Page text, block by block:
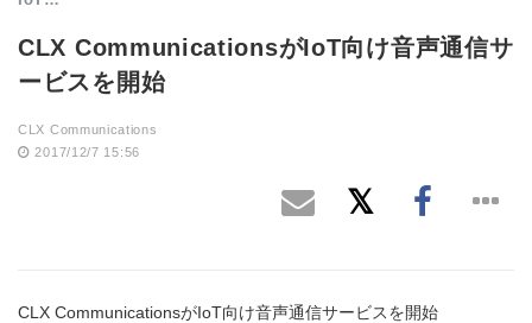
CLX CommunicationsがIoT向け音声通信サ
ービスを開始
CLX Communications
2017/12/7 15:56
CLX CommunicationsがIoT向け音声通信サービスを開始